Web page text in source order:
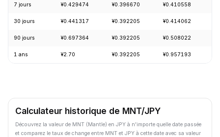
7 jours ¥0.429474 ¥0.396670 ¥0.410558
30 jours ¥0.441317 ¥0.392205 ¥0.414062
90 jours ¥0.697364 ¥0.392205 ¥0.508022
1 ans ¥2.70 ¥0.392205 ¥0.957193
Calculateur historique de MNT/JPY
Découvrez la valeur de MNT (Mantle) en JPY à n'importe quelle date passée
et comparez le taux de change entre MNT et JPY à cette date avec sa valeur